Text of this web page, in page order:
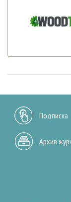
Подписка
Архив